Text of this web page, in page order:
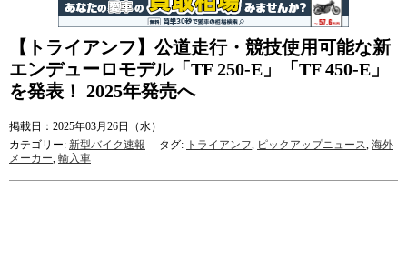
【トライアンフ】公道走行・競技使用可能な新
エンデューロモデル「TF 250-E」「TF 450-E」
を発表！ 2025年発売へ
掲載日：2025年03月26日（水）
カテゴリー: 新型バイク速報 タグ: トライアンフ, ピックアップニュース, 海外
メーカー, 輸入車